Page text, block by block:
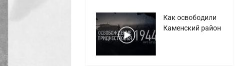
Как освободили
Каменский район